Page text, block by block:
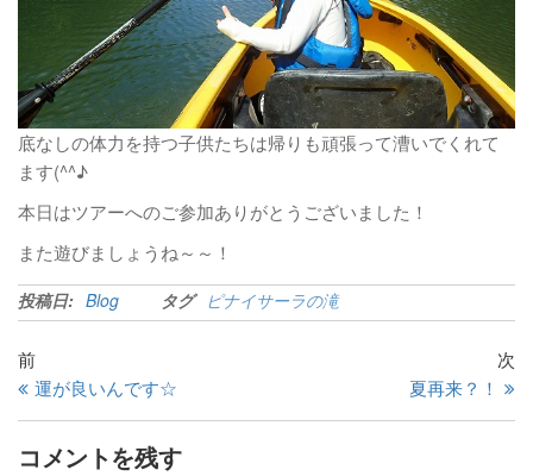
底なしの体力を持つ子供たちは帰りも頑張って漕いでくれて
ます(^^♪
本日はツアーへのご参加ありがとうございました！
また遊びましょうね～～！
投稿日: Blog タグ ピナイサーラの滝
前
運が良いんです☆
次
夏再来？！
コメントを残す